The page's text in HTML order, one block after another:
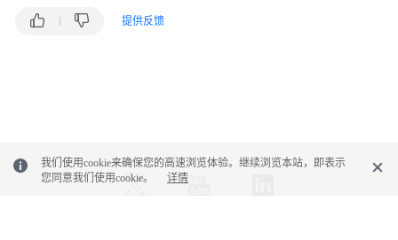
员
人
工
提供反馈
我们使用cookie来确保您的高速浏览体验。继续浏览本站，即表示
您同意我们使用cookie。
详情